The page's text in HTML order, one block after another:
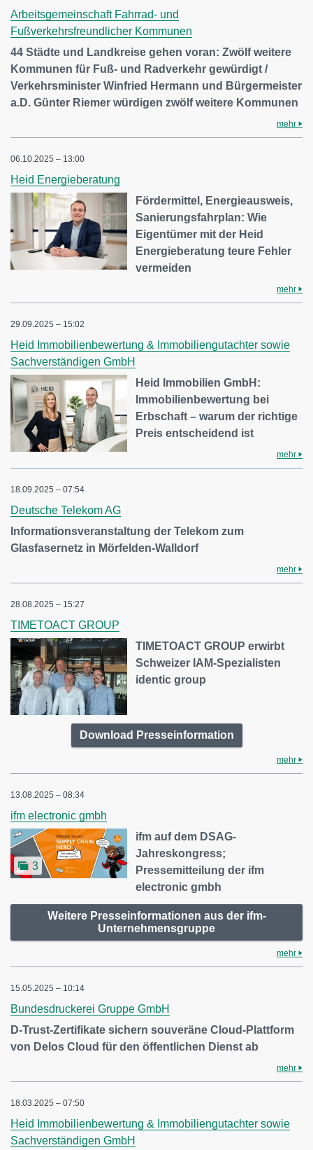
Arbeitsgemeinschaft Fahrrad- und
Fußverkehrsfreundlicher Kommunen
44 Städte und Landkreise gehen voran: Zwölf weitere
Kommunen für Fuß- und Radverkehr gewürdigt /
Verkehrsminister Winfried Hermann und Bürgermeister
a.D. Günter Riemer würdigen zwölf weitere Kommunen
mehr
06.10.2025 – 13:00
Heid Energieberatung
Fördermittel, Energieausweis,
Sanierungsfahrplan: Wie
Eigentümer mit der Heid
Energieberatung teure Fehler
vermeiden
mehr
29.09.2025 – 15:02
Heid Immobilienbewertung & Immobiliengutachter sowie
Sachverständigen GmbH
Heid Immobilien GmbH:
Immobilienbewertung bei
Erbschaft – warum der richtige
Preis entscheidend ist
mehr
18.09.2025 – 07:54
Deutsche Telekom AG
Informationsveranstaltung der Telekom zum
Glasfasernetz in Mörfelden-Walldorf
mehr
28.08.2025 – 15:27
TIMETOACT GROUP
TIMETOACT GROUP erwirbt
Schweizer IAM-Spezialisten
identic group
Download Presseinformation
mehr
13.08.2025 – 08:34
ifm electronic gmbh
3
ifm auf dem DSAG-
Jahreskongress;
Pressemitteilung der ifm
electronic gmbh
Weitere Presseinformationen aus der ifm-
Unternehmensgruppe
mehr
15.05.2025 – 10:14
Bundesdruckerei Gruppe GmbH
D-Trust-Zertifikate sichern souveräne Cloud-Plattform
von Delos Cloud für den öffentlichen Dienst ab
mehr
18.03.2025 – 07:50
Heid Immobilienbewertung & Immobiliengutachter sowie
Sachverständigen GmbH